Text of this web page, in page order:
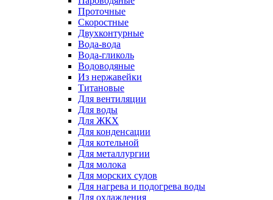
Проточные
Скоростные
Двухконтурные
Вода-вода
Вода-гликоль
Водоводяные
Из нержавейки
Титановые
Для вентиляции
Для воды
Для ЖКХ
Для конденсации
Для котельной
Для металлургии
Для молока
Для морских судов
Для нагрева и подогрева воды
Для охлаждения